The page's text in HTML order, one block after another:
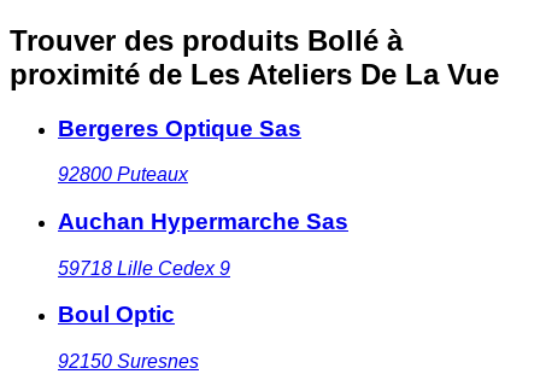
Trouver des produits Bollé à
proximité de Les Ateliers De La Vue
Bergeres Optique Sas
92800 Puteaux
Auchan Hypermarche Sas
59718 Lille Cedex 9
Boul Optic
92150 Suresnes